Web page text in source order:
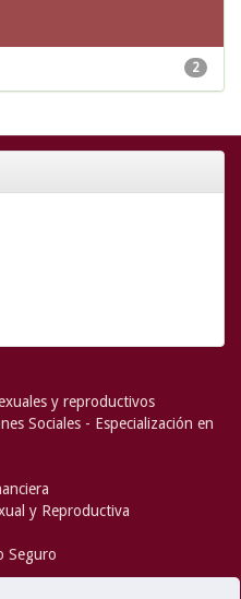
2
y reproductivos
Sociales - Especialización en
y Reproductiva
Seguro